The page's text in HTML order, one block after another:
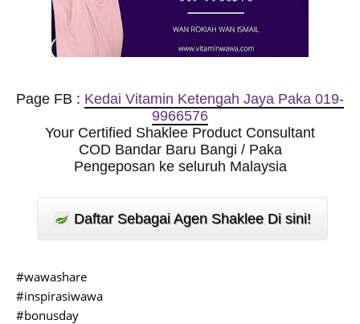
Page FB : Kedai Vitamin Ketengah Jaya Paka 019-
9966576
Your Certified Shaklee Product Consultant
COD Bandar Baru Bangi / Paka
Pengeposan ke seluruh Malaysia
Daftar Sebagai Agen Shaklee Di sini!
#wawashare
#inspirasiwawa
#bonusday